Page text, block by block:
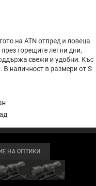
на ATN отпред и ловеца
горещите летни дни,
свежи и удобни. Къс
наличност в размери от S
НА ОПТИКИ